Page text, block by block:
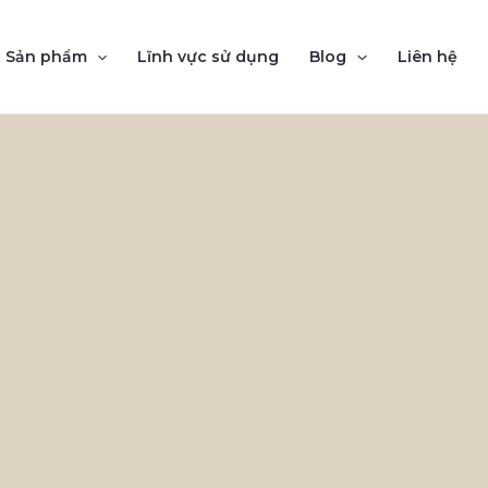
Sản phẩm Lĩnh vực sử dụng Blog Liên hệ